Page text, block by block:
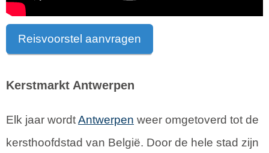
Reisvoorstel aanvragen
Kerstmarkt Antwerpen
Elk jaar wordtAntwerpen weer omgetoverd tot de
kersthoofdstad van België. Door de hele stad zijn